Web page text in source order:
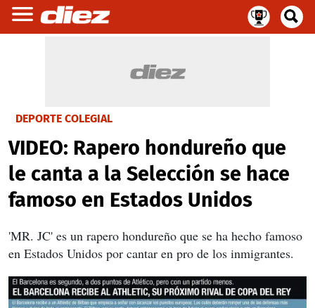
DEPORTE COLEGIAL
VIDEO: Rapero hondureño que
le canta a la Selección se hace
famoso en Estados Unidos
'MR. JC' es un rapero hondureño que se ha hecho famoso
en Estados Unidos por cantar en pro de los inmigrantes.